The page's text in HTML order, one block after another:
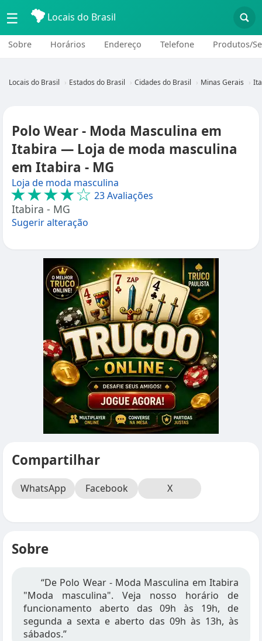
☰ Locais do Brasil
Sobre Horários Endereço Telefone Produtos/
Locais do Brasil Estados do Brasil Cidades do Brasil Minas Gerais
Polo Wear - Moda Masculina em
Itabira — Loja de moda masculina
em Itabira - MG
Loja de moda masculina
★★★★☆23 Avaliações
Itabira - MG
Sugerir alteração
Compartilhar
WhatsApp Facebook X
Sobre
“De Polo Wear - Moda Masculina em Itabira
"Moda masculina". Veja nosso horário de
funcionamento aberto das 09h às 19h, de
segunda a sexta e aberto das 09h às 13h, às
sábados.”